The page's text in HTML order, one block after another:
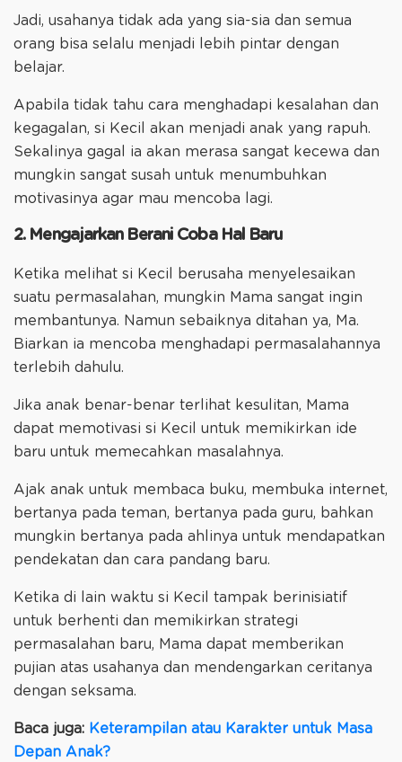
Jadi, usahanya tidak ada yang sia-sia dan semua
orang bisa selalu menjadi lebih pintar dengan
belajar.
Apabila tidak tahu cara menghadapi kesalahan dan
kegagalan, si Kecil akan menjadi anak yang rapuh.
Sekalinya gagal ia akan merasa sangat kecewa dan
mungkin sangat susah untuk menumbuhkan
motivasinya agar mau mencoba lagi.
2. Mengajarkan Berani Coba Hal Baru
Ketika melihat si Kecil berusaha menyelesaikan
suatu permasalahan, mungkin Mama sangat ingin
membantunya. Namun sebaiknya ditahan ya, Ma.
Biarkan ia mencoba menghadapi permasalahannya
terlebih dahulu.
Jika anak benar-benar terlihat kesulitan, Mama
dapat memotivasi si Kecil untuk memikirkan ide
baru untuk memecahkan masalahnya.
Ajak anak untuk membaca buku, membuka internet,
bertanya pada teman, bertanya pada guru, bahkan
mungkin bertanya pada ahlinya untuk mendapatkan
pendekatan dan cara pandang baru.
Ketika di lain waktu si Kecil tampak berinisiatif
untuk berhenti dan memikirkan strategi
permasalahan baru, Mama dapat memberikan
pujian atas usahanya dan mendengarkan ceritanya
dengan seksama.
Baca juga: Keterampilan atau Karakter untuk Masa
Depan Anak?